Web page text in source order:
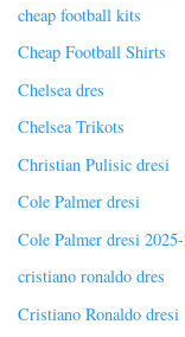
cheap football kits
Cheap Football Shirts
Chelsea dres
Chelsea Trikots
Christian Pulisic dresi
Cole Palmer dresi
Cole Palmer dresi
cristiano ronaldo dres
Cristiano Ronaldo dresi